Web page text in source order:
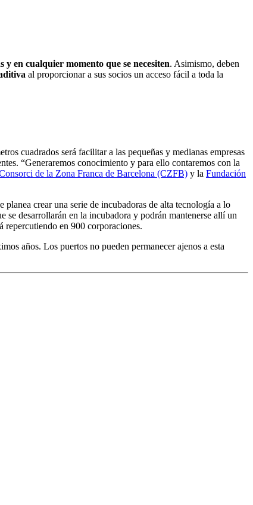
y en cualquier momento que se necesiten. Asimismo, deben
al proporcionar a sus socios un acceso fácil a toda la
cuadrados será facilitar a las pequeñas y medianas empresas
“Generaremos conocimiento y para ello contaremos con la
de la Zona Franca de Barcelona (CZFB) y la Fundación
planea crear una serie de incubadoras de alta tecnología a lo
se desarrollarán en la incubadora y podrán mantenerse allí un
repercutiendo en 900 corporaciones.
años. Los puertos no pueden permanecer ajenos a esta